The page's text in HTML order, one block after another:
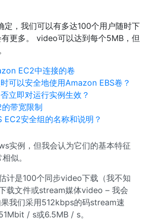
定，我们可以有多达100个用户随时下
更多。 video可以达到每个5MB，但
EC2中连接的卷
可以安全地使用Amazon EBS卷？
立即对运行实例生效？
带宽限制
EC2安全组的名称和说明？
实例，但我会认为它们的基本特征
似。
计是100个同步video下载（我不知
载文件或stream媒体video – 我会
我们采用512kbps的码stream速
/ s或6.5MB / s。